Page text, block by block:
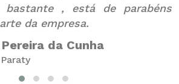
, está de parabéns
da empresa.
da Cunha